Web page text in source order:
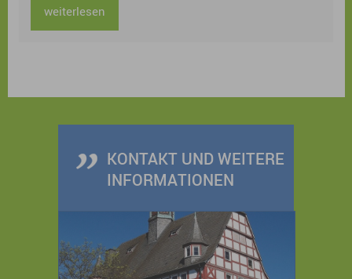
Homepage buchen. Sie suchen noch ein
Weihnachtsgeschenk für Ihre Lieben? Schenken Sie
Stadtführung mit anschließendem Besuch im
weiterlesen
KONTAKT UND WEITERE
INFORMATIONEN